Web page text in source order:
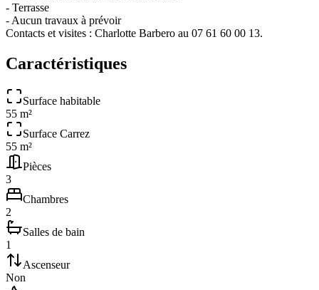
- Terrasse
- Aucun travaux à prévoir
Contacts et visites : Charlotte Barbero au 07 61 60 00 13.
Caractéristiques
Surface habitable
55 m²
Surface Carrez
55 m²
Pièces
3
Chambres
2
Salles de bain
1
Ascenseur
Non